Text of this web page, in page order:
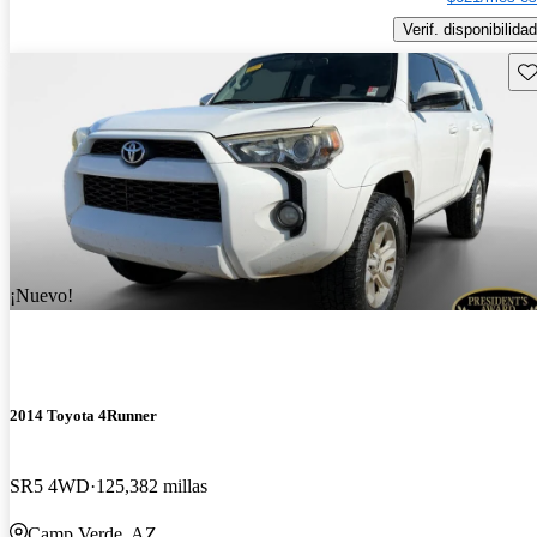
Verif. disponibilidad
¡Nuevo!
2014 Toyota 4Runner
SR5 4WD 125,382 millas